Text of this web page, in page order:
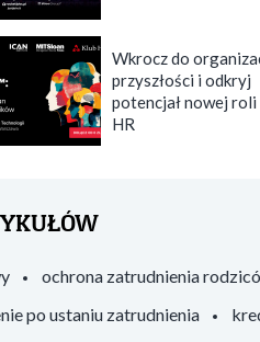
Wkrocz do
przyszłości i odkryj
potencjał nowej roli
HR
ochrona zatrudnienia
po ustaniu zatrudnienia